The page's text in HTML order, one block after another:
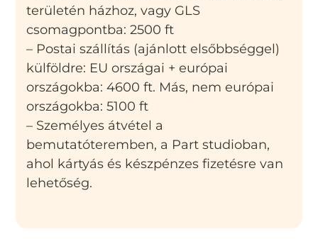
területén házhoz, vagy GLS
csomagpontba: 2500 ft
– Postai szállítás (ajánlott elsőbbséggel)
külföldre: EU országai + európai
országokba: 4600 ft. Más, nem európai
országokba: 5100 ft
– Személyes átvétel a
bemutatóteremben, a Part studioban,
ahol kártyás és készpénzes fizetésre van
lehetőség.